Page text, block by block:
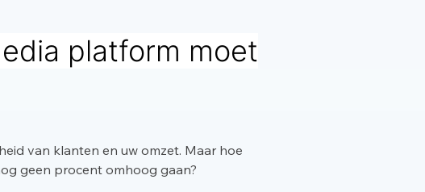
platform moet
van klanten en uw omzet. Maar hoe
geen procent omhoog gaan?